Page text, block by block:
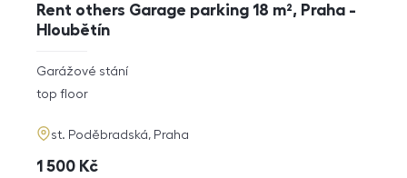
Rent others Garage parking 18 m², Praha -
Hloubětín
rozměry
disposition
Garážové stání
funkce
top floor
adresa
st. Poděbradská, Praha
cena
1 500 Kč